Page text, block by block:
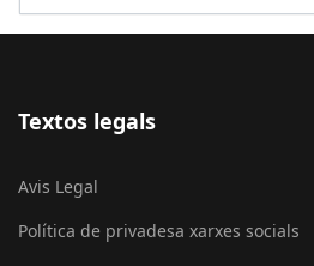
Textos legals
Avis Legal
Política de privadesa xarxes socials